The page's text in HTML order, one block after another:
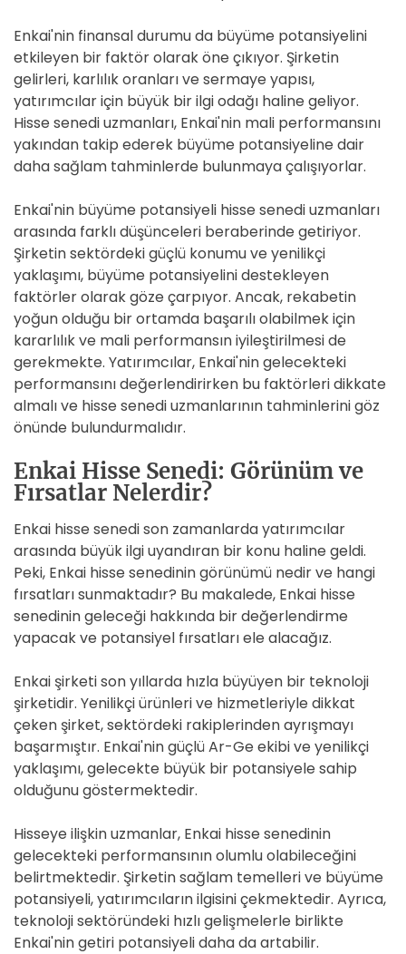
Enkai'nin finansal durumu da büyüme potansiyelini
etkileyen bir faktör olarak öne çıkıyor. Şirketin
gelirleri, karlılık oranları ve sermaye yapısı,
yatırımcılar için büyük bir ilgi odağı haline geliyor.
Hisse senedi uzmanları, Enkai'nin mali performansını
yakından takip ederek büyüme potansiyeline dair
daha sağlam tahminlerde bulunmaya çalışıyorlar.
Enkai'nin büyüme potansiyeli hisse senedi uzmanları
arasında farklı düşünceleri beraberinde getiriyor.
Şirketin sektördeki güçlü konumu ve yenilikçi
yaklaşımı, büyüme potansiyelini destekleyen
faktörler olarak göze çarpıyor. Ancak, rekabetin
yoğun olduğu bir ortamda başarılı olabilmek için
kararlılık ve mali performansın iyileştirilmesi de
gerekmekte. Yatırımcılar, Enkai'nin gelecekteki
performansını değerlendirirken bu faktörleri dikkate
almalı ve hisse senedi uzmanlarının tahminlerini göz
önünde bulundurmalıdır.
Enkai Hisse Senedi: Görünüm ve
Fırsatlar Nelerdir?
Enkai hisse senedi son zamanlarda yatırımcılar
arasında büyük ilgi uyandıran bir konu haline geldi.
Peki, Enkai hisse senedinin görünümü nedir ve hangi
fırsatları sunmaktadır? Bu makalede, Enkai hisse
senedinin geleceği hakkında bir değerlendirme
yapacak ve potansiyel fırsatları ele alacağız.
Enkai şirketi son yıllarda hızla büyüyen bir teknoloji
şirketidir. Yenilikçi ürünleri ve hizmetleriyle dikkat
çeken şirket, sektördeki rakiplerinden ayrışmayı
başarmıştır. Enkai'nin güçlü Ar-Ge ekibi ve yenilikçi
yaklaşımı, gelecekte büyük bir potansiyele sahip
olduğunu göstermektedir.
Hisseye ilişkin uzmanlar, Enkai hisse senedinin
gelecekteki performansının olumlu olabileceğini
belirtmektedir. Şirketin sağlam temelleri ve büyüme
potansiyeli, yatırımcıların ilgisini çekmektedir. Ayrıca,
teknoloji sektöründeki hızlı gelişmelerle birlikte
Enkai'nin getiri potansiyeli daha da artabilir.